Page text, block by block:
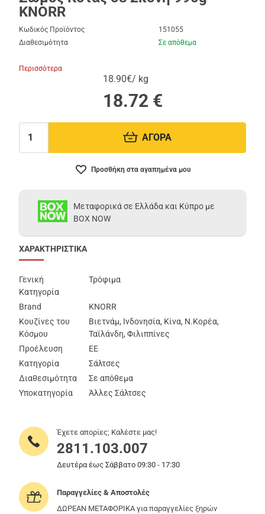
KNORR
Κωδικός Προϊόντος
151055
Διαθεσιμότητα
Σε απόθεμα
Περισσότερα
18.90€/ kg
18.72 €
Ποσότητα: ΑΓΟΡΑ
Προσθήκη στα αγαπημένα μου
Μεταφορικά σε Ελλάδα και Κύπρο με
BOX NOW
ΧΑΡΑΚΤΗΡΙΣΤΙΚΑ
Γενική
Κατηγορία
Τρόφιμα
Brand
KNORR
Κουζίνες του
Κόσμου
Βιετνάμ, Ινδονησία, Κίνα, Ν.Κορέα,
Ταϊλάνδη, Φιλιππίνες
Προέλευση
ΕΕ
Κατηγορία
Σάλτσες
Διαθεσιμότητα
Σε απόθεμα
Υποκατηγορία
Άλλες Σάλτσες
Έχετε απορίες; Καλέστε μας!
2811.103.007
Δευτέρα έως Σάββατο 09:30 - 17:30
Παραγγελίες & Αποστολές
ΔΩΡΕΑΝ ΜΕΤΑΦΟΡΙΚΑ για παραγγελίες ξηρών